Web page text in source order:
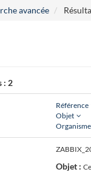
avancée
: 2
Référence
Objet
Organisme
Objet :